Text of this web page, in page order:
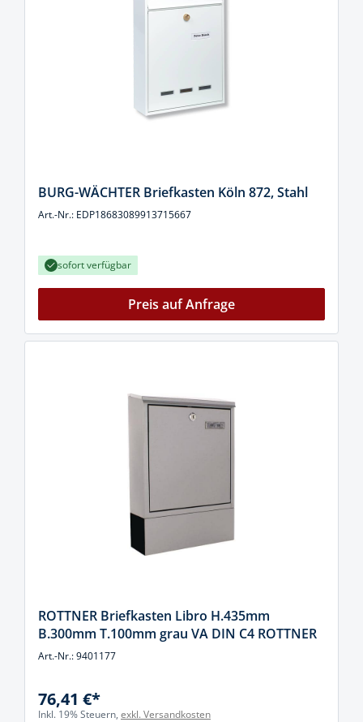
BURG-WÄCHTER Briefkasten Köln 872, Stahl
Art.-Nr.: EDP18683089913715667
sofort verfügbar
Preis auf Anfrage
ROTTNER Briefkasten Libro H.435mm
B.300mm T.100mm grau VA DIN C4 ROTTNER
Art.-Nr.: 9401177
76,41 €*
Inkl. 19% Steuern, exkl. Versandkosten